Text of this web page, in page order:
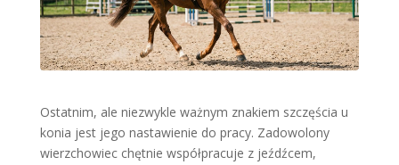
Ostatnim, ale niezwykle ważnym znakiem szczęścia u
konia jest jego nastawienie do pracy. Zadowolony
wierzchowiec chętnie współpracuje z jeźdźcem,